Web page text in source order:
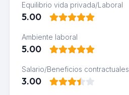
Equilibrio vida privada/Laboral
5.00
Ambiente laboral
5.00
Salario/Beneficios contractuales
3.00